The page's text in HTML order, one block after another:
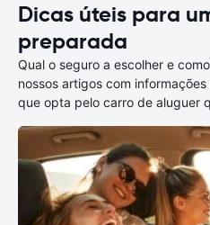
Dicas úteis para
preparada
Qual o seguro a escolher e
nossos artigos com
que opta pelo carro de aluguer